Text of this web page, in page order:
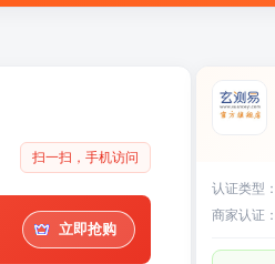
扫一扫，手机访问
立即抢购
认证类型：
商家认证：